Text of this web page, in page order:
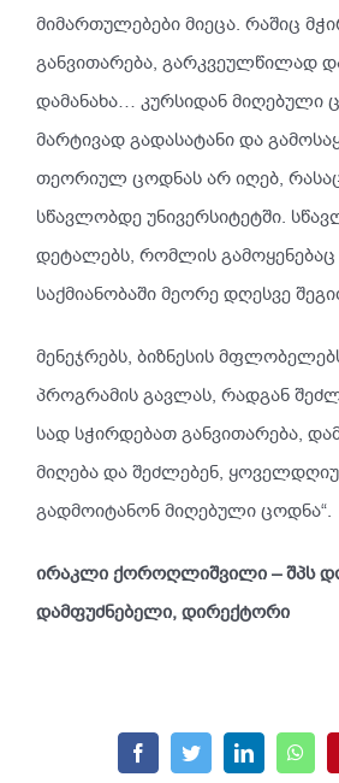
მიმართულებები მიეცა. რაშიც
განვითარება, გარკვეულწილად
დამანახა… კურსიდან მიღებული
მარტივად გადასატანი და
თეორიულ ცოდნას არ იღებ,
სწავლობდე უნივერსიტეტში.
დეტალებს, რომლის გამოყენებაც
საქმიანობაში მეორე დღესვე
მენეჯრებს, ბიზნესის
პროგრამის გავლას, რადგან
სად სჭირდებათ განვითარება,
მიღება და შეძლებენ,
გადმოიტანონ მიღებული ცოდნა“.
ირაკლი ქოროღლიშვილი – შპს
დამფუძნებელი, დირექტორი
FacebookTwitterLinkedIn